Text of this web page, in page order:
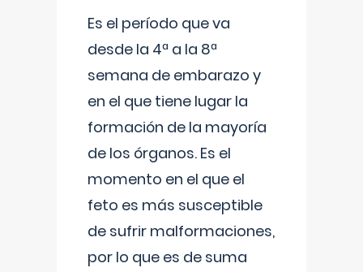
Es el período que va
desde la 4ª a la 8ª
semana de embarazo y
en el que tiene lugar la
formación de la mayoría
de los órganos. Es el
momento en el que el
feto es más susceptible
de sufrir malformaciones,
por lo que es de suma